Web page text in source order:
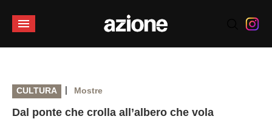
CULTURA | Mostre
Dal ponte che crolla all’albero che vola